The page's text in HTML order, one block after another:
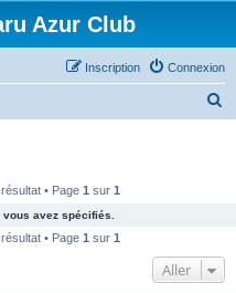
Azur Club
Connexion
Inscription
c
h
• Page 1 sur 1
avez spécifiés.
• Page 1 sur 1
Aller